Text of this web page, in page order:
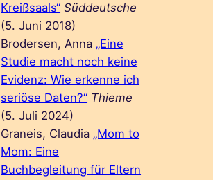
Kreißsaals“ Süddeutsche
(5. Juni 2018)
Brodersen, Anna „Eine
Studie macht noch keine
Evidenz: Wie erkenne ich
seriöse Daten?“ Thieme
(5. Juli 2024)
Graneis, Claudia „Mom to
Mom: Eine
Buchbegleitung für Eltern